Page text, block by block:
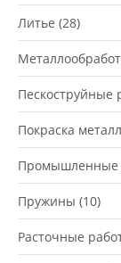
Литье (28)
Пескоструйные
Покраска
Промышленные
Пружины (10)
Расточные